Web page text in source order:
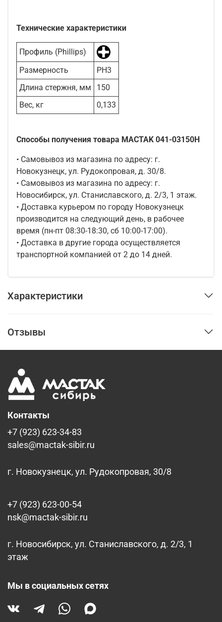
Технические характеристики
Профиль (Phillips)
Размерность
PH3
Длина стержня, мм
150
Вес, кг
0,133
Способы получения товара MACTAK 041-03150H
• Самовывоз из магазина по адресу: г.
Новокузнецк, ул. Рудокопровая, д. 30/8.
• Самовывоз из магазина по адресу: г.
Новосибирск, ул. Станиславского, д. 2/3, 1 этаж.
• Доставка курьером по городу Новокузнецк
производится на следующий день, в рабочее
время (пн-пт 08:30-18:30, сб 10:00-17:00).
• Доставка в другие города осуществляется
транспортной компанией от 2 до 14 дней.
Характеристики
Отзывы
Контакты
+7 (923) 623-34-83
sales@mactak-sibir.ru
г. Новокузнецк, ул. Рудокопровая, 30/8
+7 (923) 623-00-54
nsk@mactak-sibir.ru
г. Новосибирск, ул. Станиславского, д. 2/3, 1
этаж
Мы в социальных сетях